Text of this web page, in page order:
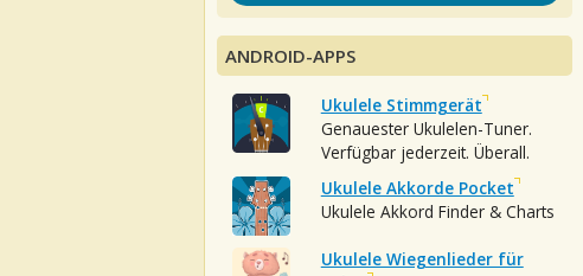
ANDROID-APPS
Ukulele Stimmgerät
Genauester Ukulelen-Tuner.
Verfügbar jederzeit. Überall.
Ukulele Akkorde Pocket
Ukulele Akkord Finder & Charts
Ukulele Wiegenlieder für